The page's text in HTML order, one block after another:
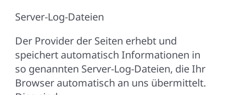
Server-Log-Dateien
Der Provider der Seiten erhebt und
speichert automatisch Informationen in
so genannten Server-Log-Dateien, die Ihr
Browser automatisch an uns übermittelt.